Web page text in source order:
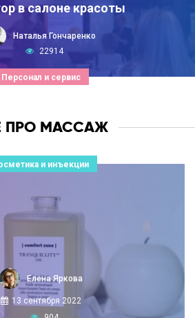
Персонал и сервис
в салоне красоты
Наталья Гончаренко
22914
ПРО МАССАЖ
и инъекции
Елена Яркова
13 сентября 2022